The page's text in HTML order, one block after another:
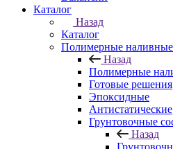
Каталог
Назад
Каталог
Полимерные
Назад
Полимерные
Готовые решения
Эпоксидные
Антистатические
Грунтовочные
Назад